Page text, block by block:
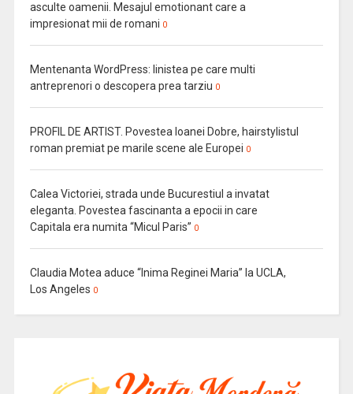
asculte oamenii. Mesajul emotionant care a
impresionat mii de romani 0
Mentenanta WordPress: linistea pe care multi
antreprenori o descopera prea tarziu 0
PROFIL DE ARTIST. Povestea Ioanei Dobre, hairstylistul
roman premiat pe marile scene ale Europei 0
Calea Victoriei, strada unde Bucurestiul a invatat
eleganta. Povestea fascinanta a epocii in care
Capitala era numita “Micul Paris” 0
Claudia Motea aduce “Inima Reginei Maria” la UCLA,
Los Angeles 0